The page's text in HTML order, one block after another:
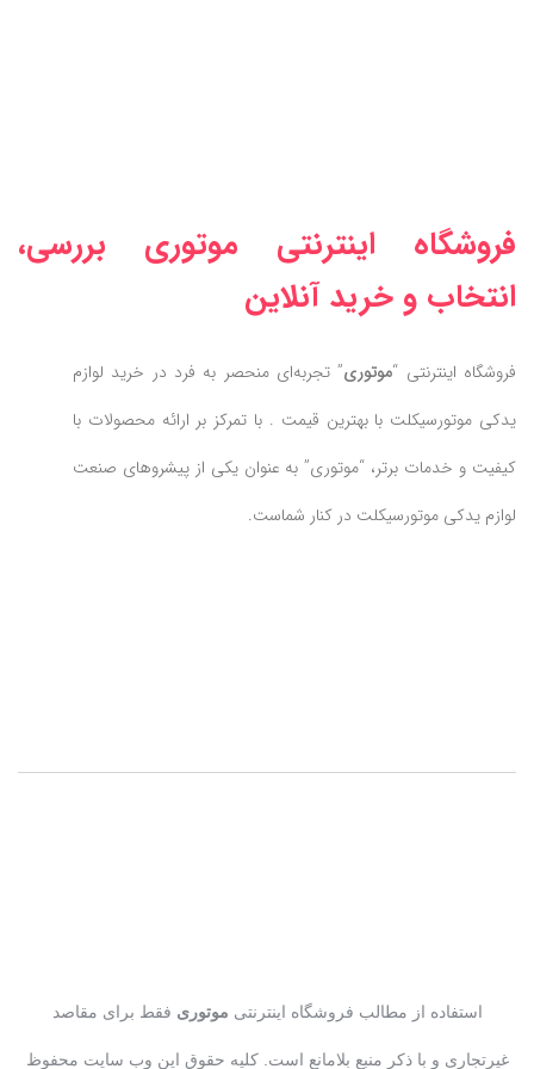
فروشگاه اینترنتی موتوری بررسی،
انتخاب و خرید آنلاین
فروشگاه اینترنتی “موتوری” تجربه‌ای منحصر به فرد در خرید لوازم
یدکی موتورسیکلت با بهترین قیمت . با تمرکز بر ارائه محصولات با
کیفیت و خدمات برتر، “موتوری” به عنوان یکی از پیشروهای صنعت
لوازم یدکی موتورسیکلت در کنار شماست.
استفاده از مطالب فروشگاه اینترنتی موتوری فقط برای مقاصد
غیرتجاری و با ذکر منبع بلامانع است. کلیه حقوق این وب سایت محفوظ